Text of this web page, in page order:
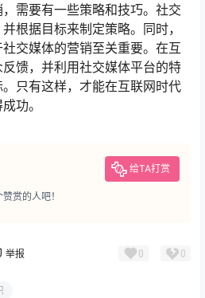
需要有一些策略和技巧。社交
根据目标来制定策略。同时，
交媒体的营销至关重要。在互
馈，并利用社交媒体平台的特
只有这样，才能在互联网时代
功。
给TA打赏
赏的人吧！
举报 0 0